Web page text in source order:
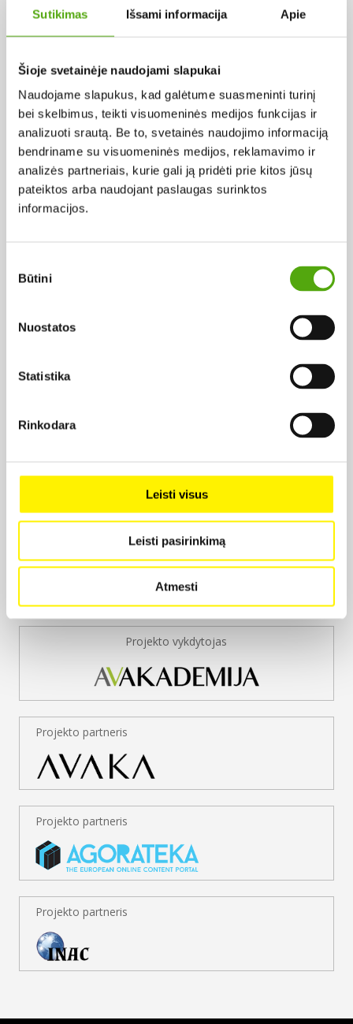
Sutikimas Išsami informacija Apie
Šioje svetainėje naudojami slapukai
Naudojame slapukus, kad galėtume suasmeninti turinį
bei skelbimus, teikti visuomeninės medijos funkcijas ir
analizuoti srautą. Be to, svetainės naudojimo informaciją
bendriname su visuomeninės medijos, reklamavimo ir
analizės partneriais, kurie gali ją pridėti prie kitos jūsų
pateiktos arba naudojant paslaugas surinktos
informacijos.
pasirinkimas
Būtini
Nuostatos
Statistika
Rinkodara
Leisti visus
Leisti pasirinkimą
Atmesti
Lietuva
Trumpametražiai filmai
Žanras:
Drama
Metai:
2019
Trukmė:
Operatoriai:
Montažo režisieriai:
Andrėja Juškaitė
Augustė Puteikytė
Prodiuserinė įmonė:
Skalvijos kino akademija
Projekto vykdytojas
Projekto partneris
Projekto partneris
Projekto partneris